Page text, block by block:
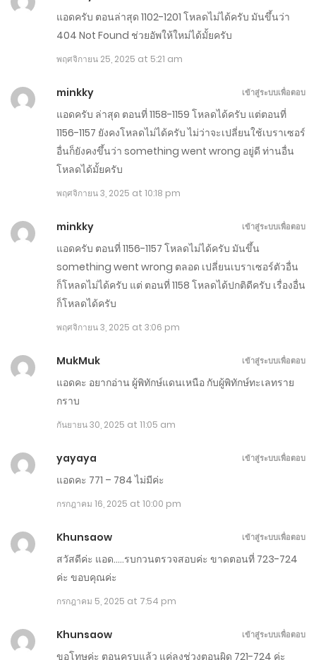
พฤษภาคม 8, 2025
ตอนที่ 301-400
มีนาคม 19, 2025
ตอนที่ 151-200
กุมภาพันธ์ 10, 2025
ตอนที่ 1-150
กุมภาพันธ์ 10, 2025
แอดครับ ตอนล่าสุด 1102-1201 โหลดไม่ได้ครับ มันขึ้นว่า
404 Not Found ช่วยอัพให้ใหม่ได้มั้ยครับ
พฤศจิกายน 25, 2025 at 5:21 am
minkky
แอดครับ ล่าสุด ตอนที่ 1158-1159 โหลดได้ครับ แต่ตอนที่
1156-1157 ยังคงโหลดไม่ได้ครับ ไม่ว่าจะเปลี่ยนใช้เบราเซอร์
อื่นก็ยังคงขึ้นว่า something went wrong อยู่ดี ท่านอื่น
โหลดได้มั้ยครับ
พฤศจิกายน 3, 2025 at 10:18 pm
เข้าสู่ระบบเพื่อตอบ
minkky
แอดครับ ตอนที่ 1156-1157 โหลดไม่ได้ครับ มันขึ้น
something went wrong ตลอด เปลี่ยนเบราเซอร์ตัวอื่น
ก็โหลดไม่ได้ครับ แต่ ตอนที่ 1158 โหลดได้ปกติดีครับ เรื่องอื่น
ก็โหลดได้ครับ
พฤศจิกายน 3, 2025 at 3:06 pm
เข้าสู่ระบบเพื่อตอบ
MukMuk
แอดคะ อยากอ่าน ผู้พิทักษ์แดนเหนือ กับผู้พิทักษ์ทะเลทราย
กราบ
กันยายน 30, 2025 at 11:05 am
เข้าสู่ระบบเพื่อตอบ
yayaya
แอดคะ 771 – 784 ไม่มีค่ะ
กรกฎาคม 16, 2025 at 10:00 pm
เข้าสู่ระบบเพื่อตอบ
Khunsaow
สวัสดีค่ะ แอด…..รบกวนตรวจสอบค่ะ ขาดตอนที่ 723-724
ค่ะ ขอบคุณค่ะ
กรกฎาคม 5, 2025 at 7:54 pm
เข้าสู่ระบบเพื่อตอบ
Khunsaow
ขอโทษค่ะ ตอนครบแล้ว แค่ลงช่วงตอนผิด 721-724 ค่ะ
เข้าสู่ระบบเพื่อตอบ